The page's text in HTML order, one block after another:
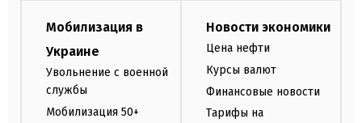
Мобилизация в
Украине
Увольнение с военной
службы
Мобилизация 50+
Новости экономики
Цена нефти
Курсы валют
Финансовые новости
Тарифы на